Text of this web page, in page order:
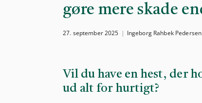
gøre mere skade
27. september 2025 Ingeborg Rahbek Pedersen
Vil du have en hest, der
ud alt for hurtigt?